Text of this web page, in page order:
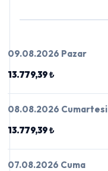
09.08.2026 Pazar
13.779,39 ₺
08.08.2026 Cumartesi
13.779,39 ₺
07.08.2026 Cuma